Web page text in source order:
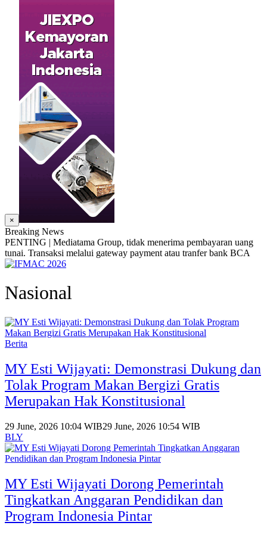
×
Breaking News
PENTING | Mediatama Group, tidak menerima pembayaran uang
tunai. Transaksi melalui gateway payment atau tranfer bank BCA
Nasional
Berita
MY Esti Wijayati: Demonstrasi Dukung dan
Tolak Program Makan Bergizi Gratis
Merupakan Hak Konstitusional
29 June, 2026 10:04 WIB29 June, 2026 10:54 WIB
BLY
MY Esti Wijayati Dorong Pemerintah
Tingkatkan Anggaran Pendidikan dan
Program Indonesia Pintar